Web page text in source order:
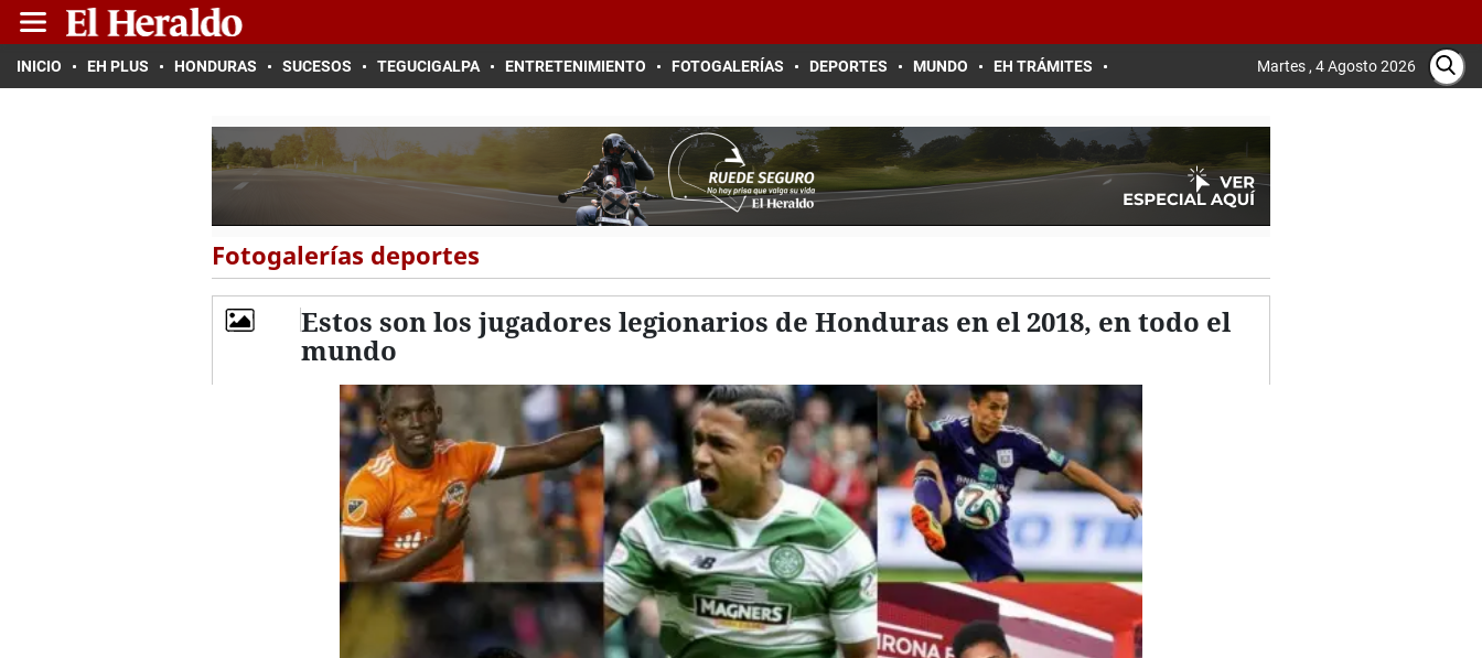
INICIO EH PLUS HONDURAS SUCESOS TEGUCIGALPA ENTRETENIMIENTO FOTOGALERÍAS DEPORTES MUNDO EH TRÁMITES Martes , 4 Agosto 2026
Fotogalerías deportes
Estos son los jugadores legionarios de Honduras en el 2018, en todo el
mundo